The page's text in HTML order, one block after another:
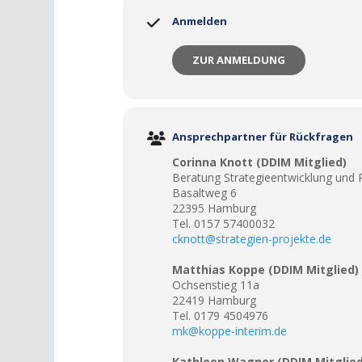
Anmelden
ZUR ANMELDUNG
Ansprechpartner für Rückfragen
Corinna Knott (DDIM Mitglied)
Beratung Strategieentwicklung und
Basaltweg 6
22395 Hamburg
Tel. 0157 57400032
cknott@strategien-projekte.de
Matthias Koppe (DDIM Mitglied)
Ochsenstieg 11a
22419 Hamburg
Tel. 0179 4504976
mk@koppe-interim.de